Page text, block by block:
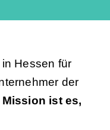
Hessen für
der
Mission ist es,